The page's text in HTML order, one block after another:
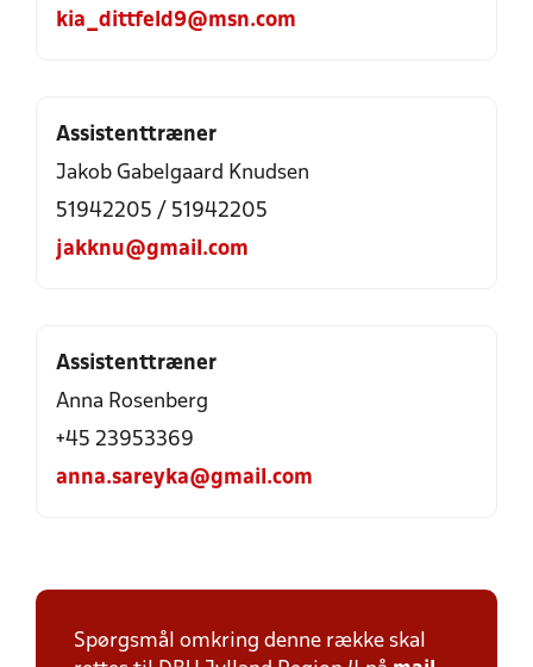
kia_dittfeld9@msn.com
Assistenttræner
Jakob Gabelgaard Knudsen
51942205 / 51942205
jakknu@gmail.com
Assistenttræner
Anna Rosenberg
+45 23953369
anna.sareyka@gmail.com
Spørgsmål omkring denne række skal